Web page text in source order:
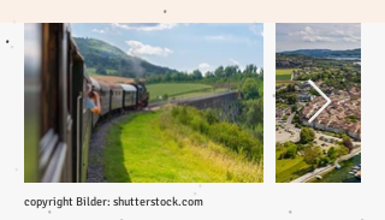
copyright Bilder: shutterstock.com